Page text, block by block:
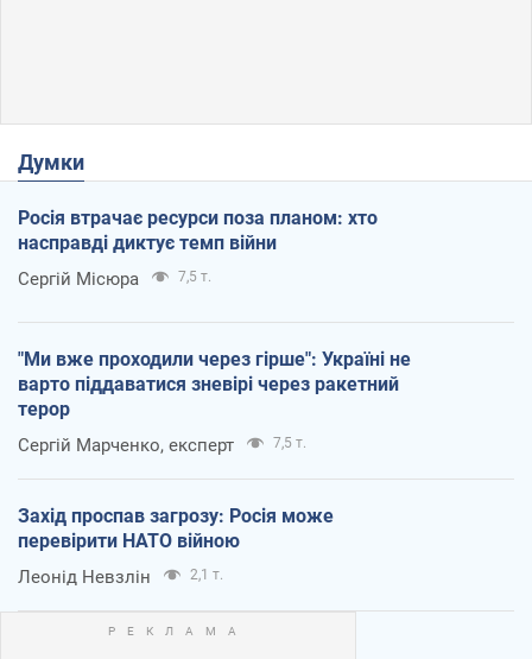
Думки
Росія втрачає ресурси поза планом: хто
насправді диктує темп війни
Сергій Місюра 7,5 т.
"Ми вже проходили через гірше": Україні не
варто піддаватися зневірі через ракетний
терор
Сергій Марченко, експерт 7,5 т.
Захід проспав загрозу: Росія може
перевірити НАТО війною
Леонід Невзлін 2,1 т.